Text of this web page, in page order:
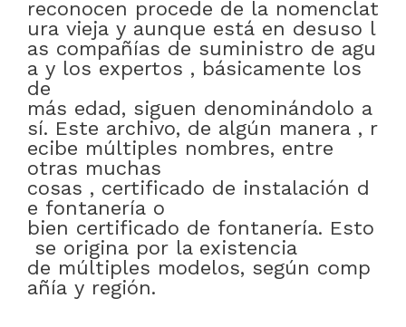
reconocen procede de la nomenclat
ura vieja y aunque está en desuso l
as compañías de suministro de agu
a y los expertos , básicamente los
de
más edad, siguen denominándolo a
sí. Este archivo, de algún manera , r
ecibe múltiples nombres, entre
otras muchas
cosas , certificado de instalación d
e fontanería o
bien certificado de fontanería. Esto
se origina por la existencia
de múltiples modelos, según comp
añía y región.